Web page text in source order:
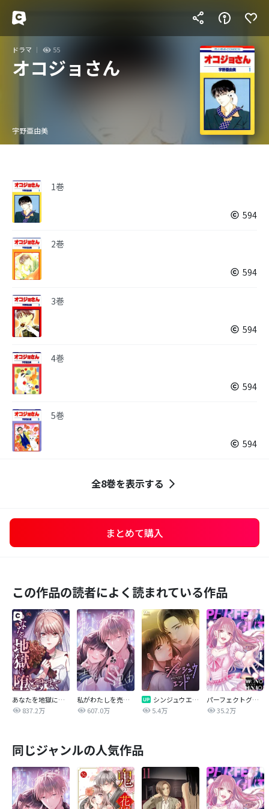
ドラマ 55
オコジョさん
宇野亜由美
1巻
594
2巻
594
3巻
594
4巻
594
5巻
594
全8巻を表示する
まとめて購入
この作品の読者によく読まれている作品
あなたを地獄に堕とすまで
837.2万
私がわたしを売る理由
607.0万
シンジュウエンド【タテヨミ】
5.4万
パーフェクトグリッター
35.2万
同じジャンルの人気作品